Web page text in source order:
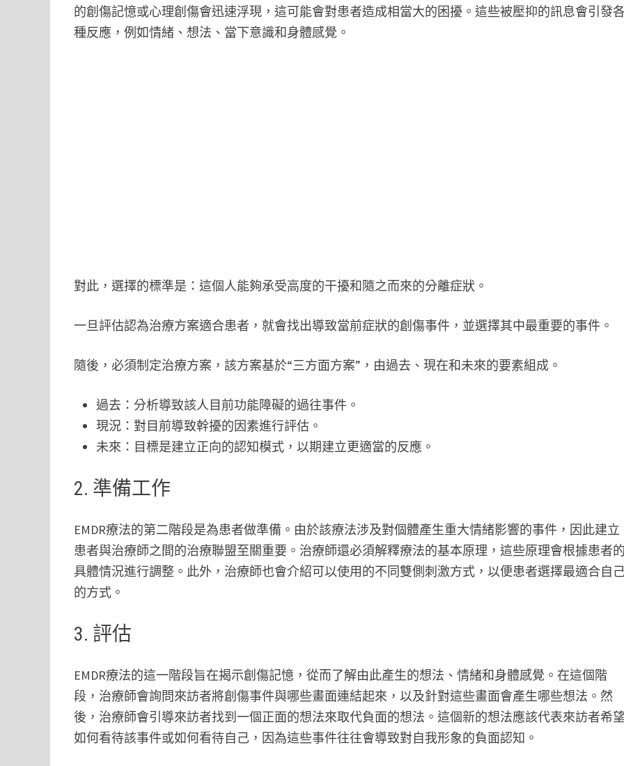
的創傷記憶或心理創傷會迅速浮現，這可能會對患者造成相當大的困擾。這些被壓抑的訊息會引發
種反應，例如情緒、想法、當下意識和身體感覺。
對此，選擇的標準是：這個人能夠承受高度的干擾和隨之而來的分離症狀。
一旦評估認為治療方案適合患者，就會找出導致當前症狀的創傷事件，並選擇其中最重要的事件。
隨後，必須制定治療方案，該方案基於“三方面方案”，由過去、現在和未來的要素組成。
過去：分析導致該人目前功能障礙的過往事件。
現況：對目前導致幹擾的因素進行評估。
未來：目標是建立正向的認知模式，以期建立更適當的反應。
2. 準備工作
EMDR療法的第二階段是為患者做準備。由於該療法涉及對個體產生重大情緒影響的事件，因此建立
患者與治療師之間的治療聯盟至關重要。治療師還必須解釋療法的基本原理，這些原理會根據患者
具體情況進行調整。此外，治療師也會介紹可以使用的不同雙側刺激方式，以便患者選擇最適合自
的方式。
3. 評估
EMDR療法的這一階段旨在揭示創傷記憶，從而了解由此產生的想法、情緒和身體感覺。在這個階
段，治療師會詢問來訪者將創傷事件與哪些畫面連結起來，以及針對這些畫面會產生哪些想法。然
後，治療師會引導來訪者找到一個正面的想法來取代負面的想法。這個新的想法應該代表來訪者希
如何看待該事件或如何看待自己，因為這些事件往往會導致對自我形象的負面認知。